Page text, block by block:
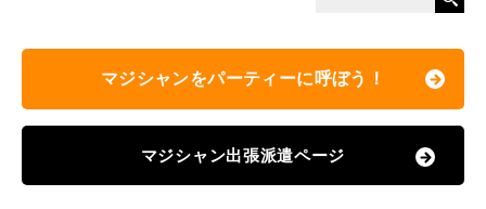
マジシャンをパーティーに呼ぼう！
マジシャン出張派遣ページ